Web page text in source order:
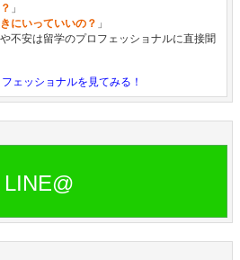
」
にいっていいの？ 」
不安は留学のプロフェッショナルに直接聞
ェッショナルを見てみる！
LINE@